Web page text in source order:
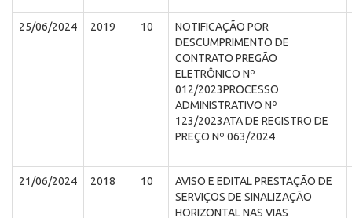
25/06/2024 2019 10
NOTIFICAÇÃO POR
DESCUMPRIMENTO DE
CONTRATO PREGÃO
ELETRÔNICO Nº
012/2023PROCESSO
ADMINISTRATIVO Nº
123/2023ATA DE REGISTRO DE
PREÇO Nº 063/2024
21/06/2024 2018 10
AVISO E EDITAL PRESTAÇÃO DE
SERVIÇOS DE SINALIZAÇÃO
HORIZONTAL NAS VIAS